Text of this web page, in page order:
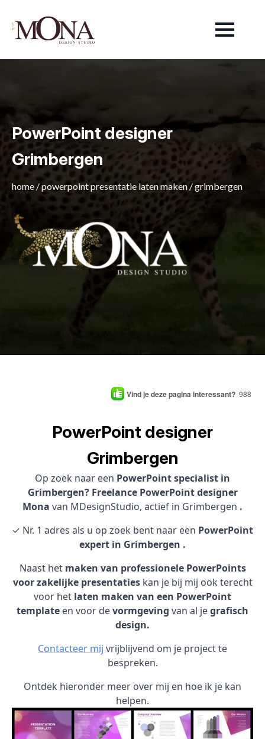
PowerPoint designer
Grimbergen
home /powerpoint presentatie laten maken /grimbergen
Vind je deze pagina interessant? 988
PowerPoint designer
Grimbergen
Op zoek naar een PowerPoint specialist in
Grimbergen? Freelance PowerPoint designer
Mona van MDesignStudio, actief in Grimbergen .
✓ Nr. 1 adres als u op zoek bent naar een PowerPoint
expert in Grimbergen .
Naast het maken van professionele PowerPoints
voor zakelijke presentatieskan je bij mij ook terecht
voor het laten maken van een PowerPoint
template en voor devormgeving van al jegrafisch
design.
Contacteer mij vrijblijvend om je project te
bespreken.
Ontdek hieronder meer over mij en hoe ik je kan
helpen.